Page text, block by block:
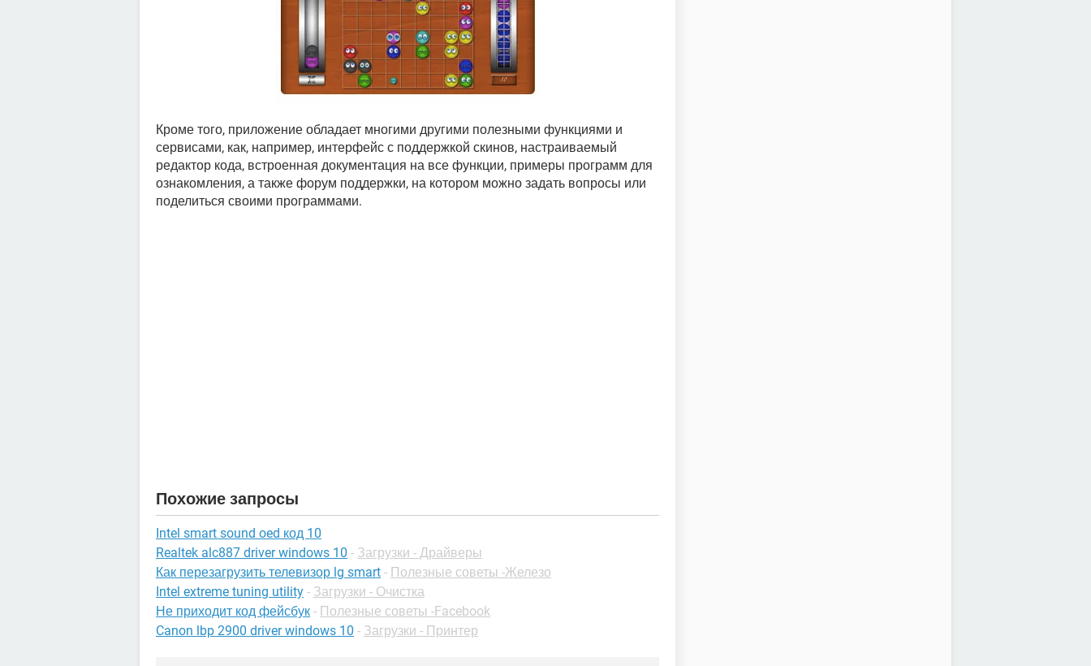
Кроме того, приложение обладает многими другими полезными функциями и
сервисами, как, например, интерфейс с поддержкой скинов, настраиваемый
редактор кода, встроенная документация на все функции, примеры программ для
ознакомления, а также форум поддержки, на котором можно задать вопросы или
поделиться своими программами.
Похожие запросы
Intel smart sound oed код 10
Realtek alc887 driver windows 10 - Загрузки - Драйверы
Как перезагрузить телевизор lg smart - Полезные советы -Железо
Intel extreme tuning utility - Загрузки - Очистка
Не приходит код фейсбук - Полезные советы -Facebook
Canon lbp 2900 driver windows 10 - Загрузки - Принтер